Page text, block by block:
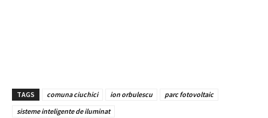
TAGS comuna ciuchici ion orbulescu
parc fotovoltaic
sisteme inteligente de iluminat